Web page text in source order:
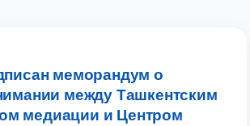
меморандум о
между Ташкентским
медиации и Центром
свои обращения по